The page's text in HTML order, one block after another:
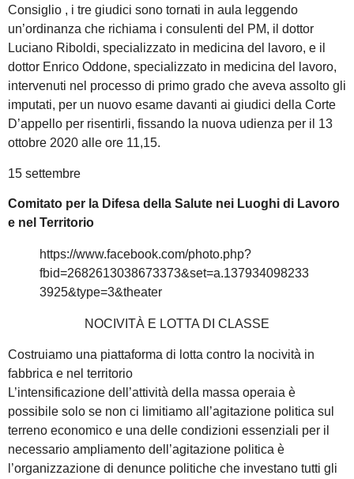
Consiglio , i tre giudici sono tornati in aula leggendo
un’ordinanza che richiama i consulenti del PM, il dottor
Luciano Riboldi, specializzato in medicina del lavoro, e il
dottor Enrico Oddone, specializzato in medicina del lavoro,
intervenuti nel processo di primo grado che aveva assolto gli
imputati, per un nuovo esame davanti ai giudici della Corte
D’appello per risentirli, fissando la nuova udienza per il 13
ottobre 2020 alle ore 11,15.
15 settembre
Comitato per la Difesa della Salute nei Luoghi di Lavoro
e nel Territorio
https://www.facebook.com/photo.php?
fbid=2682613038673373&set=a.137934098233
3925&type=3&theater
NOCIVITÀ E LOTTA DI CLASSE
Costruiamo una piattaforma di lotta contro la nocività in
fabbrica e nel territorio
L’intensificazione dell’attività della massa operaia è
possibile solo se non ci limitiamo all’agitazione politica sul
terreno economico e una delle condizioni essenziali per il
necessario ampliamento dell’agitazione politica è
l’organizzazione di denunce politiche che investano tutti gli